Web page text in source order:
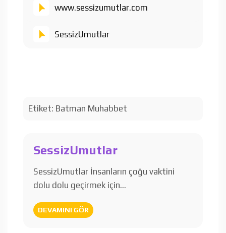
www.sessizumutlar.com
SessizUmutlar
Etiket: Batman Muhabbet
SessizUmutlar
SessizUmutlar İnsanların çoğu vaktini
dolu dolu geçirmek için…
DEVAMINI GÖR